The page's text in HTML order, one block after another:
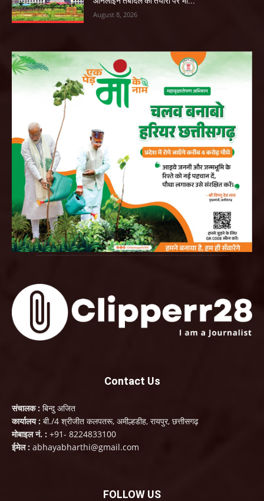
August 8, 2026
Contact Us
संचालक : बिन्दु अजित
कार्यालय : बी./4 श्रीजीत कलपतरू, अमील्हडीह, रायपुर, छत्तीसगढ़
मोबाइल नं. : +91- 8224833100
ईमेल : abhayabharthi@gmail.com
FOLLOW US